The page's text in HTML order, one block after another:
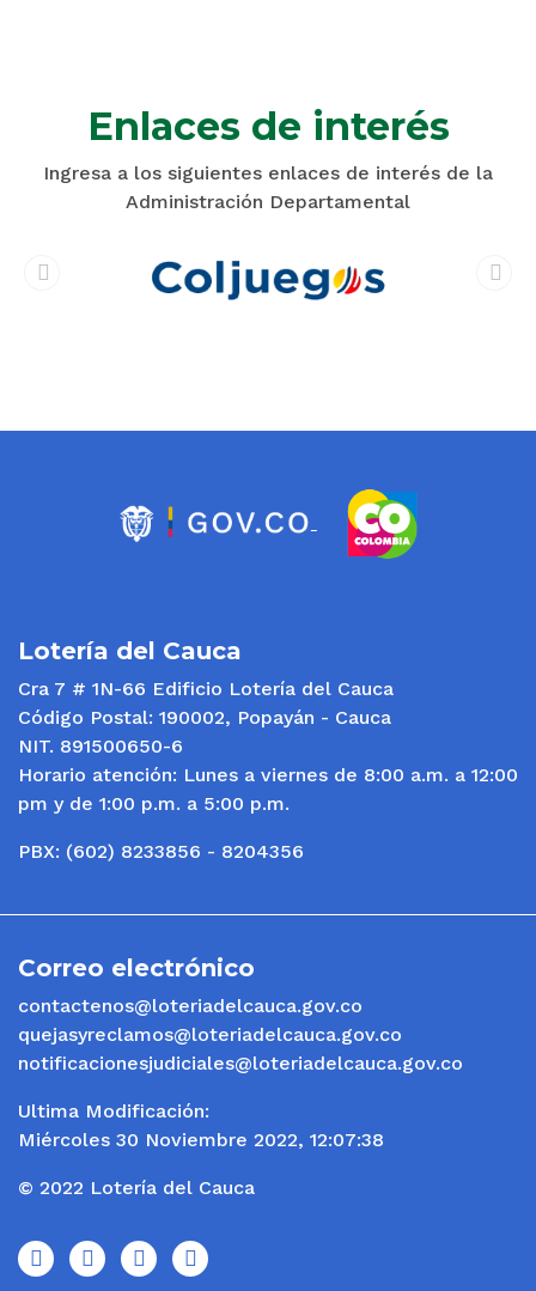
Enlaces de interés
Ingresa a los siguientes enlaces de interés de la
Administración Departamental
Lotería del Cauca
Cra 7 # 1N-66 Edificio Lotería del Cauca
Código Postal: 190002, Popayán - Cauca
NIT. 891500650-6
Horario atención: Lunes a viernes de 8:00 a.m. a 12:00
pm y de 1:00 p.m. a 5:00 p.m.
PBX: (602) 8233856 - 8204356
Correo electrónico
contactenos@loteriadelcauca.gov.co
quejasyreclamos@loteriadelcauca.gov.co
notificacionesjudiciales@loteriadelcauca.gov.co
Ultima Modificación:
Miércoles 30 Noviembre 2022, 12:07:38
© 2022 Lotería del Cauca
icono icono icono icono